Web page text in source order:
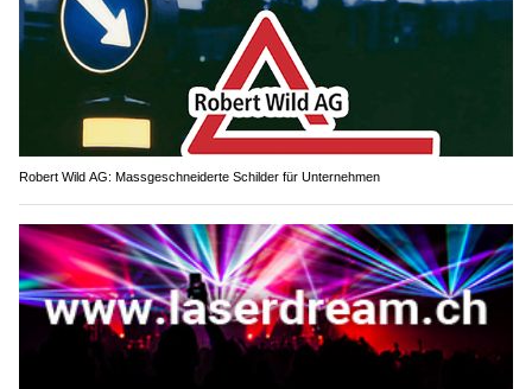
Robert Wild AG: Massgeschneiderte Schilder für Unternehmen